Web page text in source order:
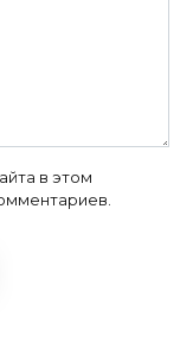
в этом